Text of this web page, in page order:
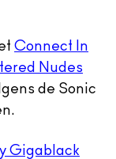
Connect In
Nudes
de Sonic
Gigablack